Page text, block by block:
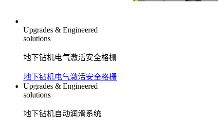
Upgrades & Engineered
solutions
地下钻机电气激活安全格栅
地下钻机电气激活安全格栅
Upgrades & Engineered
solutions
地下钻机自动润滑系统